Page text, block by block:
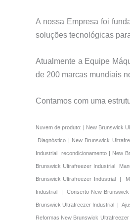
A nossa Empresa foi
soluções tecnológicas
Atualmente a Equipe
de 200 marcas mundiais
Contamos com uma
Nuvem de produto: | New Brunswick Ultrafreezer Industrial Assistencia técnica | New Brunswick Ultrafreezer Industrial Manutençāo Preventivo | New Brunswick Ultrafreezer Industrial Manutençāo corretiva | New Brunswick Ultrafreezer Industrial Diagnóstico | New Brunswick Ultrafreezer Industrial Revisão | New Brunswick Ultrafreezer Industrial reparo | New Brunswick Ultrafreezer Industrial Conserto | New Brunswick Ultrafreezer Industrial reforma | New Brunswick Ultrafreezer Industrial recondicionamento | New Brunswick Ultrafreezer Industrial restauraçāo | New Brunswick Ultrafreezer Industrial Suporte | New Brunswick Ultrafreezer Industrial Ajustes | New Brunswick Ultrafreezer Industrial Manutenções | New Brunswick Ultrafreezer Industrial Manutençāo | New Brunswick Ultrafreezer Industrial Instalações | New Brunswick Ultrafreezer Industrial Reformas | Assistencia técnica New Brunswick Ultrafreezer Industrial | Manutençāo Preventivo New Brunswick Ultrafreezer Industrial | Manutençāo corretiva New Brunswick Ultrafreezer Industrial | Diagnóstico New Brunswick Ultrafreezer Industrial | Revisão New Brunswick Ultrafreezer Industrial | reparo New Brunswick Ultrafreezer Industrial | Conserto New Brunswick Ultrafreezer Industrial | reforma New Brunswick Ultrafreezer Industrial | recondicionamento New Brunswick Ultrafreezer Industrial | restauraçāo New Brunswick Ultrafreezer Industrial | Suporte New Brunswick Ultrafreezer Industrial | Ajustes New Brunswick Ultrafreezer Industrial | Manutenções New Brunswick Ultrafreezer